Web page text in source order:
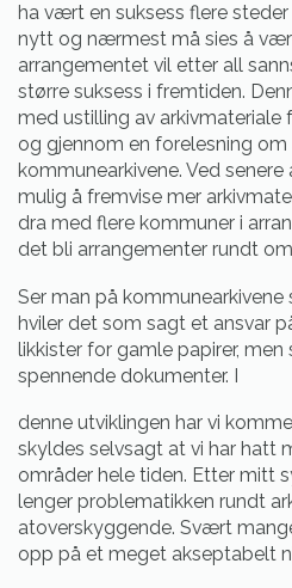
ha vært en suksess flere
nytt og nærmest må sies å
arrangementet vil etter all
større suksess i fremtiden.
med ustilling av
og gjennom en forelesning om
kommunearkivene. Ved
mulig å fremvise mer
dra med flere kommuner i
det bli arrangementer rundt
Ser man på
hviler det som sagt et ansvar
likkister for gamle papirer,
spennende dokumenter. I
denne utviklingen har vi
skyldes selvsagt at vi har hatt
områder hele tiden. Etter mitt
lenger problematikken rundt
atoverskyggende. Svært
opp på et meget akseptabelt